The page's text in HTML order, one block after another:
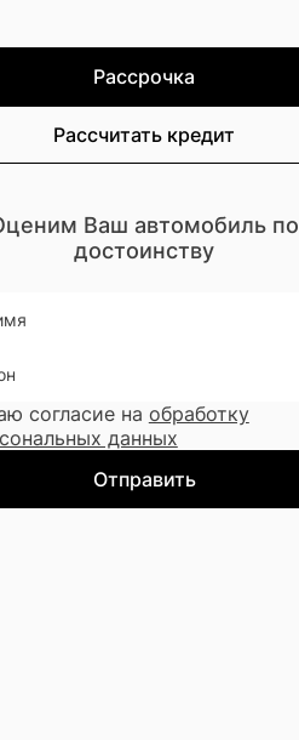
Рассрочка
Рассчитать кредит
Ваш автомобиль по
достоинству
согласие на обработку
данных
Отправить